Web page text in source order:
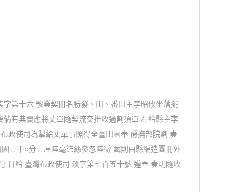
第十六 號業契冊名勝發、田、番田主李昭攸坐落擺
有典賣應將丈單隨契流交推收過割須單 右給縣主李
政使司為掣給丈單事照得全臺田園奉 爵撫部院劉 奏
壹甲○分壹厘陸毫柒絲參忽陸微 賦則由縣編造圖冊外
日給 臺灣布政使司 淡字第七百五十號 遵奉 奏明隨收